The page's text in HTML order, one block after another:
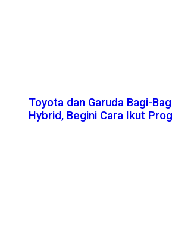
Toyota dan Garuda Bagi-
Hybrid, Begini Cara Ikut